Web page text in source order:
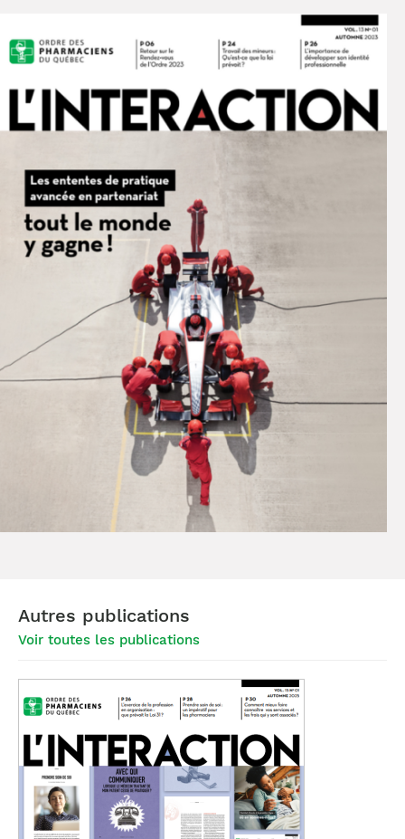
Autres publications
Voir toutes les publications